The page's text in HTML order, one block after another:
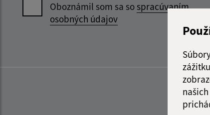
Oboznámil som sa sospracúvaním
osobných údajov